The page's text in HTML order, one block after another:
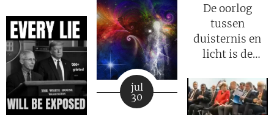
is de
oorzaak!
het Licht
zetten van de
Waarheid een
veel grotere
straf?
jul
30
De oorlog
tussen
duisternis en
licht is de
tussen Satan
en God.